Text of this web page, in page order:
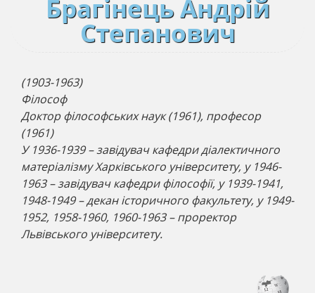
Брагінець Андрій
Степанович
(1903-1963)
Філософ
Доктор філософських наук (1961), професор
(1961)
У 1936-1939 – завідувач кафедри діалектичного
матеріалізму Харківського університету, у 1946-
1963 – завідувач кафедри філософії, у 1939-1941,
1948-1949 – декан історичного факультету, у 1949-
1952, 1958-1960, 1960-1963 – проректор
Львівського університету.